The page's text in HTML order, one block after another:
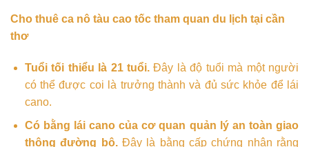
Cho thuê ca nô tàu cao tốc tham quan du lịch tại cần
thơ
Tuổi tối thiểu là 21 tuổi.Đây là độ tuổi mà một người
có thể được coi là trưởng thành và đủ sức khỏe để lái
cano.
Có bằng lái cano của cơ quan quản lý an toàn giao
thông đường bộ.Đây là bằng cấp chứng nhận rằng